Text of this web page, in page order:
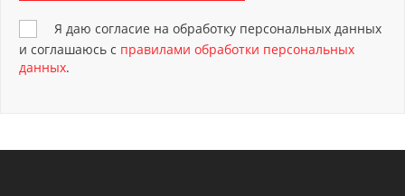
Я даю согласие на обработку персональных данных
и соглашаюсь с правилами обработки персональных
данных.